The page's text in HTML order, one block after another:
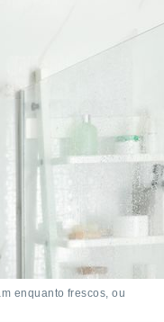
enquanto frescos, ou